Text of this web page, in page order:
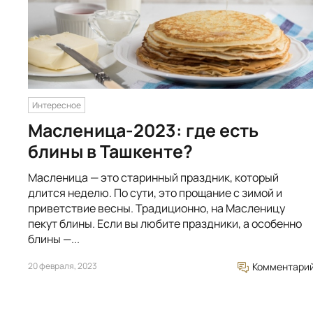
Интересное
Масленица-2023: где есть
блины в Ташкенте?
Масленица — это старинный праздник, который
длится неделю. По сути, это прощание с зимой и
приветствие весны. Традиционно, на Масленицу
пекут блины. Если вы любите праздники, а особенно
блины —...
20 февраля, 2023